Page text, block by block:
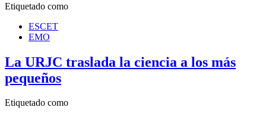
Etiquetado como
ESCET
EMO
La URJC traslada la ciencia a los más
pequeños
Etiquetado como